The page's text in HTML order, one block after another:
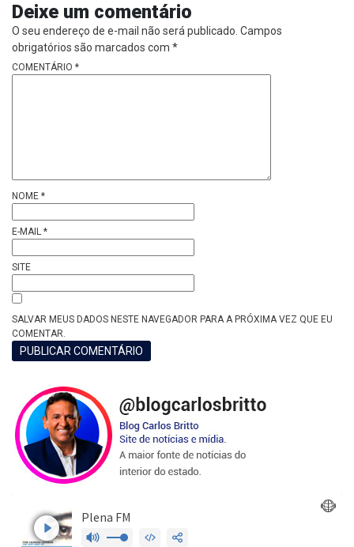
Deixe um comentário
O seu endereço de e-mail não será publicado. Campos
obrigatórios são marcados com *
COMENTÁRIO *
NOME *
E-MAIL *
SITE
SALVAR MEUS DADOS NESTE NAVEGADOR PARA A PRÓXIMA VEZ QUE EU
COMENTAR.